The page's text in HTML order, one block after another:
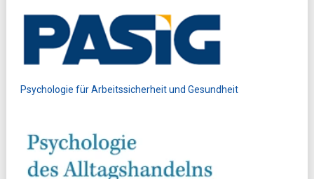
Psychologie für Arbeitssicherheit und Gesundheit